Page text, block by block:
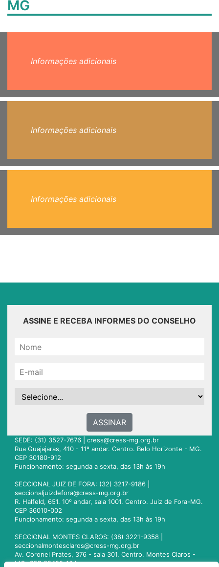
MG
Informações adicionais
Informações adicionais
Informações adicionais
ASSINE E RECEBA INFORMES DO CONSELHO
ASSINAR
SEDE: (31) 3527-7676 | cress@cress-mg.org.br
Rua Guajajaras, 410 - 11º andar. Centro. Belo Horizonte - MG.
CEP 30180-912
Funcionamento: segunda a sexta, das 13h às 19h
SECCIONAL JUIZ DE FORA: (32) 3217-9186 |
seccionaljuizdefora@cress-mg.org.br
R. Halfeld, 651. 10º andar, sala 1001. Centro. Juiz de Fora-MG.
CEP 36010-002
Funcionamento: segunda a sexta, das 13h às 19h
SECCIONAL MONTES CLAROS: (38) 3221-9358 |
seccionalmontesclaros@cress-mg.org.br
Av. Coronel Prates, 376 - sala 301. Centro. Montes Claros -
MG. CEP 39400-104